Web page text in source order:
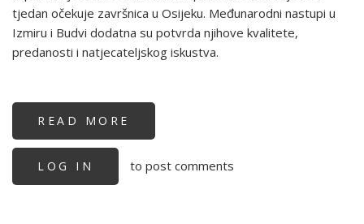
tjedan očekuje završnica u Osijeku. Međunarodni nastupi u
Izmiru i Budvi dodatna su potvrda njihove kvalitete,
predanosti i natjecateljskog iskustva.
READ MORE
ŠALDIĆ
SELMIR
HASIĆ
LOG IN to post comments